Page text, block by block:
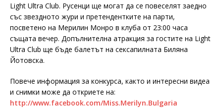
Light Ultra Club. Русенци ще могат да се повеселят заедно
със звездното жури и претендентките на парти,
посветено на Мерилин Монро в клуба от 23:00 часа
същата вечер. Допълнителна атракция за гостите на Light
Ultra Club ще бъде балетът на сексапилната Биляна
Йотовска.
Повече информация за конкурса, както и интересни видеа
и снимки може да откриете на:
http://www.facebook.com/Miss.Merilyn.Bulgaria